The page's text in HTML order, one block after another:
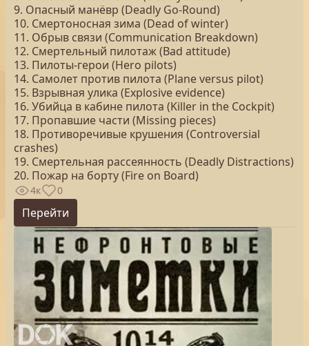
9. Опасный манёвр (Deadly Go-Round)
10. Смертоносная зима (Dead of winter)
11. Обрыв связи (Communication Breakdown)
12. Смертельный пилотаж (Bad attitude)
13. Пилоты-герои (Hero pilots)
14. Самолет против пилота (Plane versus pilot)
15. Взрывная улика (Explosive evidence)
16. Убийца в кабине пилота (Killer in the Cockpit)
17. Пропавшие части (Missing pieces)
18. Противоречивые крушения (Controversial
crashes)
19. Смертельная рассеянность (Deadly Distractions)
20. Пожар на борту (Fire on Board)
4к 0
Перейти